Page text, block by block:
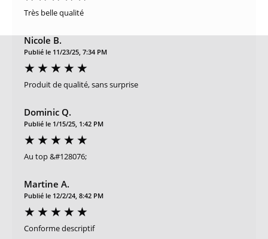
Très belle qualité
Nicole B.
Publié le 11/23/25, 7:34 PM
Produit de qualité, sans surprise
Dominic Q.
Publié le 1/15/25, 1:42 PM
Au top &#128076;
Martine A.
Publié le 12/2/24, 8:42 PM
Conforme descriptif